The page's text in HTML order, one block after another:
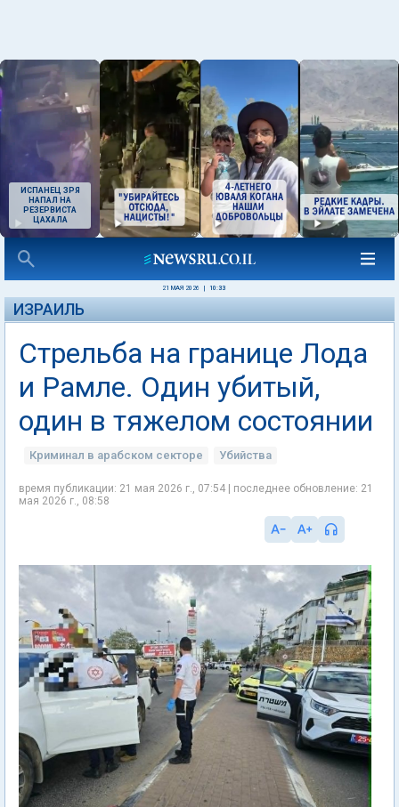
ИСПАНЕЦ ЗРЯ
НАПАЛ НА
РЕЗЕРВИСТА
ЦАХАЛА
21 МАЯ 2026 10:33
ИЗРАИЛЬ
Стрельба на границе Лода
и Рамле. Один убитый,
один в тяжелом состоянии
Криминал в арабском секторе Убийства
время публикации: 21 мая 2026 г., 07:54 | последнее обновление: 21
мая 2026 г., 08:58